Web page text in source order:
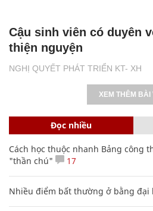
NGHỊ QUYẾT PHÁT TRIỂN KT- XH
Cậu sinh viên có duyên
thiện nguyện
XEM THÊM BÀI
Đọc nhiều
Cách học thuộc nhanh Bảng công
"thần chú"
17
Nhiều điểm bất thường ở bằng đại